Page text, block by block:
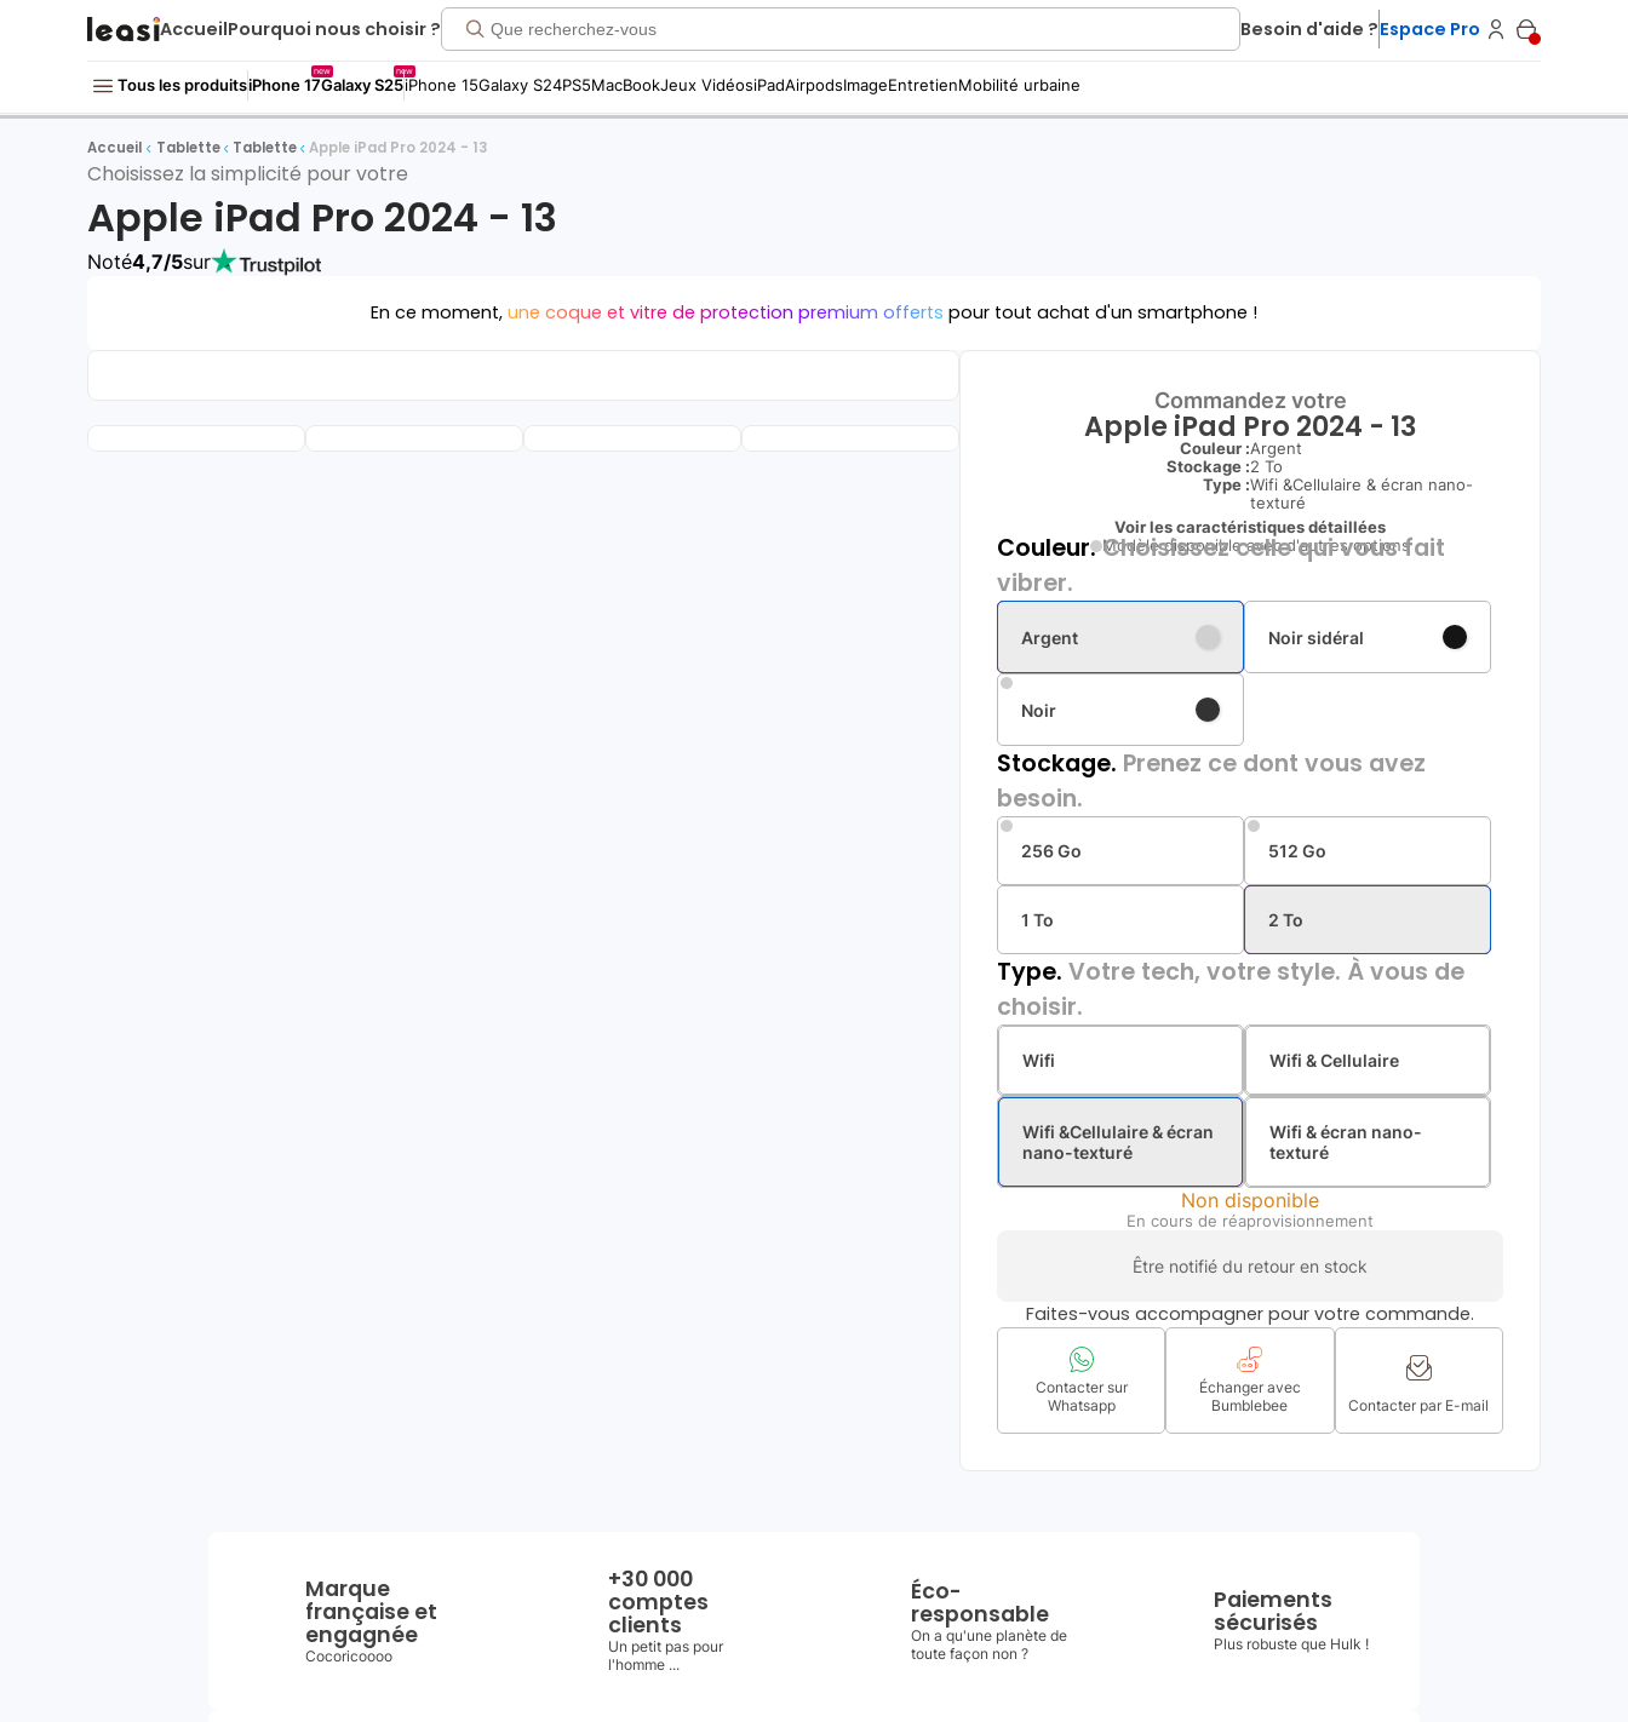
AccueilPourquoi nous choisir ? Besoin d'aide ?Espace Pro
Tous les produitsiPhone 17
new
Galaxy S25
new
iPhone 15Galaxy S24PS5MacBookJeux VidéosiPadAirpodsImageEntretienMobilité urbaine
Accueil Tablette Tablette Apple iPad Pro 2024 - 13
Choisissez la simplicité pour votre
Apple iPad Pro 2024 - 13
Noté4,7/5sur
En ce moment, une coque et vitre de protection premium offerts pour tout achat d'un smartphone !
Commandez votre
Apple iPad Pro 2024 - 13
Couleur :Argent
Stockage :2 To
Type :Wifi &Cellulaire & écran nano-
texturé
Voir les caractéristiques détaillées
Modèle disponible avec d'autres options
Couleur.Choisissez celle qui vous fait
vibrer.
Argent Noir sidéral
Noir
Stockage. Prenez ce dont vous avez
besoin.
256 Go 512 Go
1 To 2 To
Type. Votre tech, votre style. À vous de
choisir.
Wifi Wifi & Cellulaire
Wifi &Cellulaire & écran
nano-texturé
Wifi & écran nano-
texturé
Non disponible
En cours de réaprovisionnement
Être notifié du retour en stock
Faites-vous accompagner pour votre commande.
Contacter sur
Whatsapp
Échanger avec
Bumblebee
Contacter par E-mail
Marque
française et
engagnée
Cocoricoooo
+30 000
comptes
clients
Un petit pas pour
l'homme ...
Éco-
responsable
On a qu'une planète de
toute façon non ?
Paiements
sécurisés
Plus robuste que Hulk !